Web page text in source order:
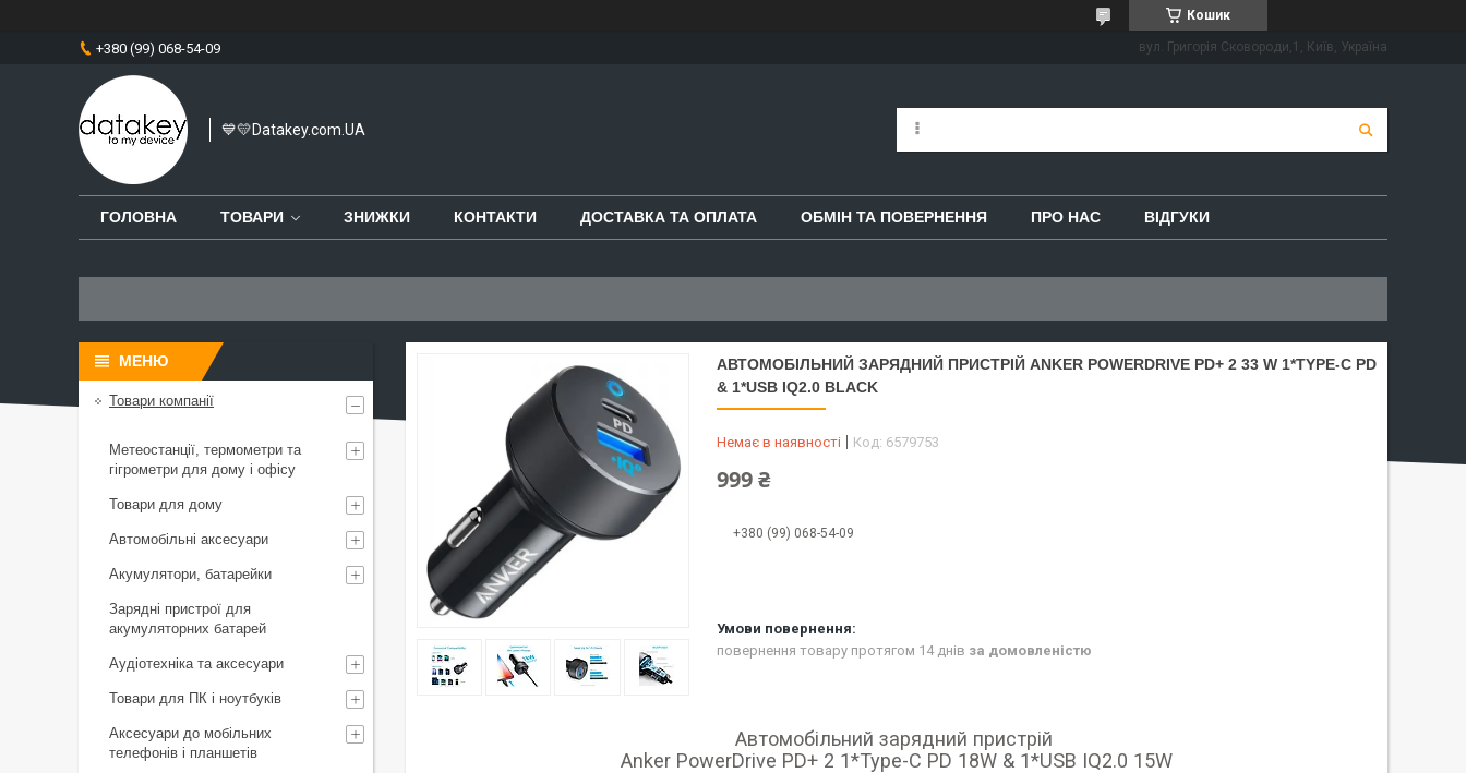
Кошик
+380 (99) 068-54-09 вул. Григорія Сковороди,1, Київ, Україна
💙💛Datakey.com.UA
ГОЛОВНА ТОВАРИ ЗНИЖКИ КОНТАКТИ ДОСТАВКА ТА ОПЛАТА ОБМІН ТА ПОВЕРНЕННЯ ПРО НАС ВІДГУКИ
АВТОМОБІЛЬНИЙ ЗАРЯДНИЙ ПРИСТРІЙ ANKER POWERDRIVE PD+ 2 33 W 1*TYPE-C PD
& 1*USB IQ2.0 BLACK
Немає в наявності Код: 6579753
999 ₴
+380 (99) 068-54-09
повернення товару протягом 14 днів за домовленістю
Автомобільний зарядний пристрій
Anker PowerDrive PD+ 2 1*Type-C PD 18W & 1*USB IQ2.0 15W
Товари компанії
Метеостанції, термометри та
гігрометри для дому і офісу
Товари для дому
Автомобільні аксесуари
Акумулятори, батарейки
Зарядні пристрої для
акумуляторних батарей
Аудіотехніка та аксесуари
Товари для ПК і ноутбуків
Аксесуари до мобільних
телефонів і планшетів